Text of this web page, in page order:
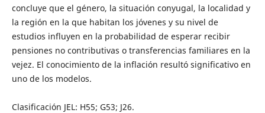
concluye que el género, la situación conyugal, la localidad y
la región en la que habitan los jóvenes y su nivel de
estudios influyen en la probabilidad de esperar recibir
pensiones no contributivas o transferencias familiares en la
vejez. El conocimiento de la inflación resultó significativo en
uno de los modelos.
Clasificación JEL: H55; G53; J26.